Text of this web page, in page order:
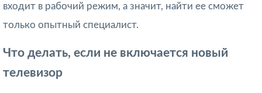
входит в рабочий режим, а значит, найти ее сможет
только опытный специалист.
Что делать, если не включается новый
телевизор